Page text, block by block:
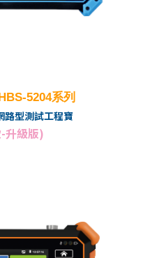
5204系列
路型測試工程寶
升級版)